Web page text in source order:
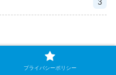
3
プライバシーポリシー